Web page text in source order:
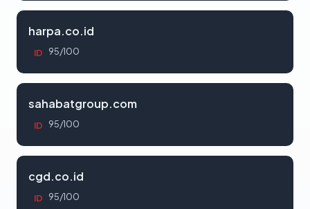
harpa.co.id
ID 95/100
sahabatgroup.com
ID 95/100
cgd.co.id
ID 95/100